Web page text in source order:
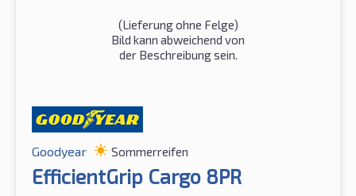
(Lieferung ohne Felge)
Bild kann abweichend von
der Beschreibung sein.
Goodyear Sommerreifen
EfficientGrip Cargo 8PR